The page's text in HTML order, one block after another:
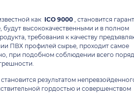
как ICO 9000 , становится
будут высококачественными и в полном
требования к качеству
ПВХ профилей сырье, проходит самое
при подобном соблюдении всего
результатом
гордостью и совершенством